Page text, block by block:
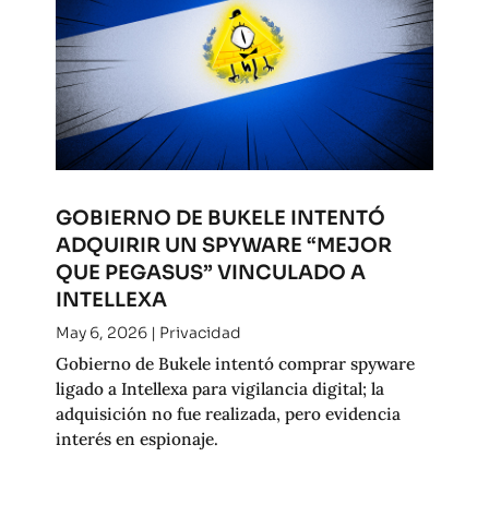
GOBIERNO DE BUKELE INTENTÓ
ADQUIRIR UN SPYWARE “MEJOR
QUE PEGASUS” VINCULADO A
INTELLEXA
May 6, 2026| Privacidad
Gobierno de Bukele intentó comprar spyware
ligado a Intellexa para vigilancia digital; la
adquisición no fue realizada, pero evidencia
interés en espionaje.